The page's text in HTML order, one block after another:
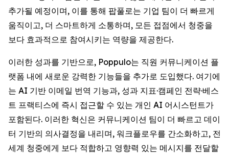
추가될 예정이며, 이를 통해 팝풀로는 기업 팀이 더 빠르게
움직이고, 더 스마트하게 소통하며, 모든 접점에서 청중을
보다 효과적으로 참여시키는 역량을 제공한다.
이러한 성과를 기반으로, Poppulo는 직원 커뮤니케이션 플
랫폼 내에 새로운 강력한 기능들을 추가로 도입했다. 여기에
는 AI 기반 이메일 번역 기능과, 성과 지표·캠페인 전략·베스
트 프랙티스에 즉시 접근할 수 있는 개인 AI 어시스턴트가
포함된다. 이러한 혁신은 커뮤니케이션 팀이 더 빠르고 데이
터 기반의 의사결정을 내리며, 워크플로우를 간소화하고, 전
세계 청중에게 보다 적합하고 영향력 있는 메시지를 전달할